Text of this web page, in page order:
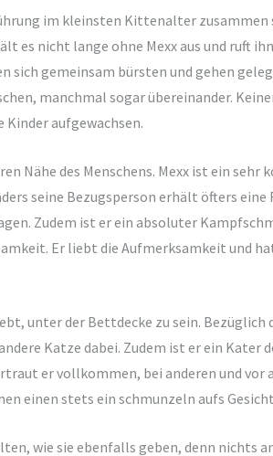
im kleinsten Kittenalter zusammen
es nicht lange ohne Mexx aus und ruft
sich gemeinsam bürsten und gehen
manchmal sogar übereinander.
Kinder aufgewachsen.
Nähe des Menschens. Mexx ist ein
seine Bezugsperson erhält öfters eine
Zudem ist er ein absoluter
Er liebt die Aufmerksamkeit und
unter der Bettdecke zu sein. Bezüglich
Katze dabei. Zudem ist er ein Kater
er vollkommen, bei anderen und
einen stets ein schmunzeln aufs
wie sie ebenfalls geben, denn nichts